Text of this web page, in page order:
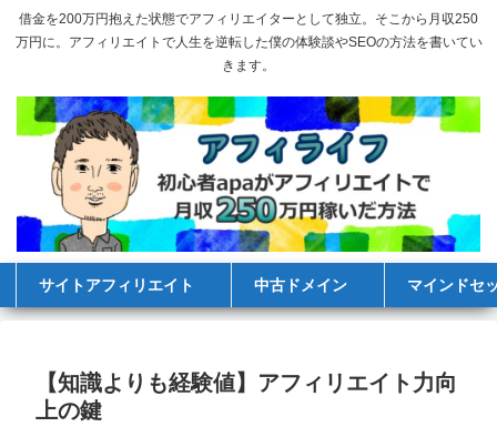
借金を200万円抱えた状態でアフィリエイターとして独立。そこから月収250
万円に。アフィリエイトで人生を逆転した僕の体験談やSEOの方法を書いてい
きます。
サイトアフィリエイト 中古ドメイン マインドセ
【知識よりも経験値】アフィリエイト力向
上の鍵